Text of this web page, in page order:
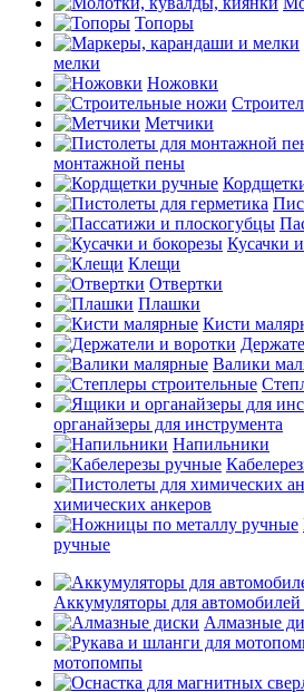
Топоры
мелки
Ножовки
Метчики
монтажной пены
Кусачки
Клещи
Отвертки
Плашки
Кисти
Валики
органайзеры для инструмента
Напильники
химических анкеров
ручные
Аккумуляторы для автомобилей
Алмазные
мотопомпы